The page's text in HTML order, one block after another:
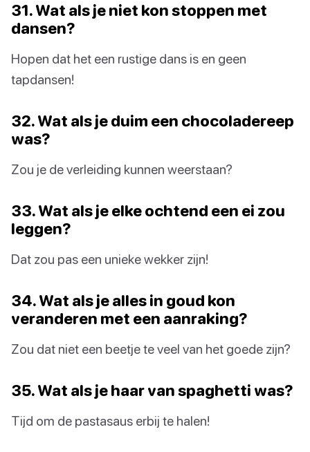
31. Wat als je niet kon stoppen met
dansen?
Hopen dat het een rustige dans is en geen
tapdansen!
32. Wat als je duim een chocoladereep
was?
Zou je de verleiding kunnen weerstaan?
33. Wat als je elke ochtend een ei zou
leggen?
Dat zou pas een unieke wekker zijn!
34. Wat als je alles in goud kon
veranderen met een aanraking?
Zou dat niet een beetje te veel van het goede zijn?
35. Wat als je haar van spaghetti was?
Tijd om de pastasaus erbij te halen!